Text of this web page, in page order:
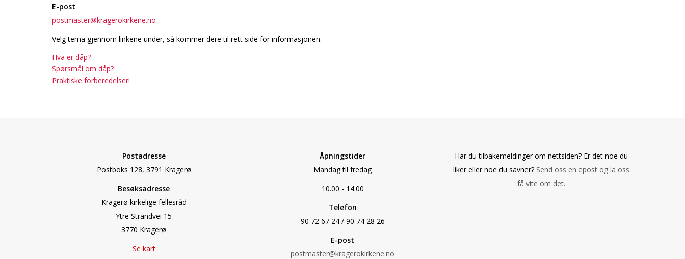
E-post
postmaster@kragerokirkene.no
Velg tema gjennom linkene under, så kommer dere til rett side for informasjonen.
Hva er dåp?
Spørsmål om dåp?
Praktiske forberedelser!
Postadresse
Postboks 128, 3791 Kragerø
Besøksadresse
Kragerø kirkelige fellesråd
Ytre Strandvei 15
3770 Kragerø
Se kart
Åpningstider
Mandag til fredag
10.00 - 14.00
Telefon
90 72 67 24 / 90 74 28 26
E-post
postmaster@kragerokirkene.no
Har du tilbakemeldinger om nettsiden? Er det noe du
liker eller noe du savner? Send oss en epost og la oss
få vite om det.